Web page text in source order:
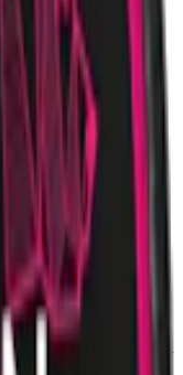
är ett mycket
(E500),
aromer.